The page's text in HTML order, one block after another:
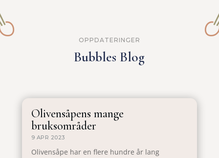
OPPDATERINGER
Bubbles Blog
Olivensåpens mange
bruksområder
9 APR 2023
Olivensåpe har en flere hundre år lang